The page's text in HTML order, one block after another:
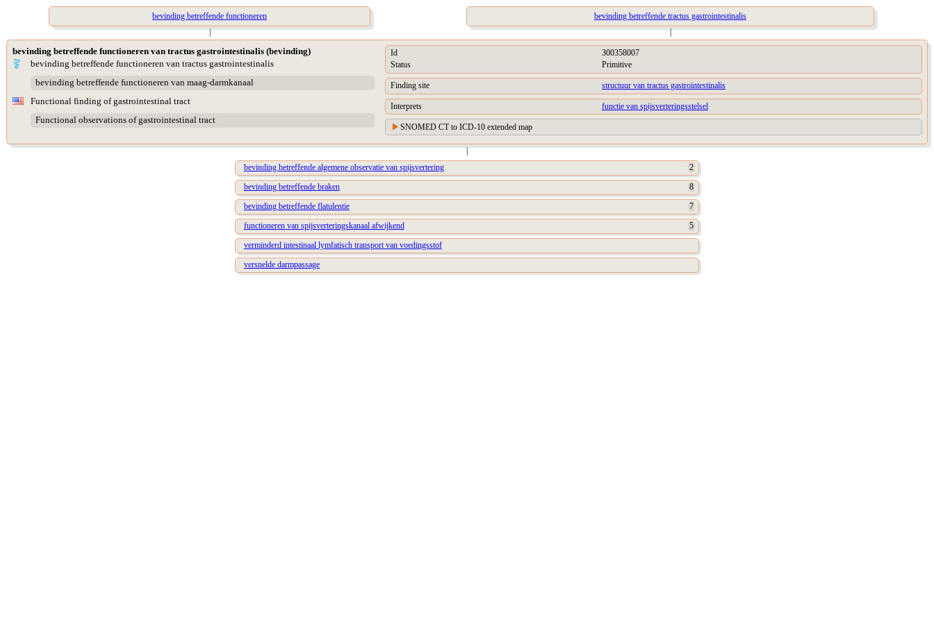
bevinding betreffende functioneren
bevinding betreffende tractus gastrointestinalis
|
|
bevinding betreffende functioneren van tractus gastrointestinalis (bevinding)
bevinding betreffende functioneren van tractus gastrointestinalis
bevinding betreffende functioneren van maag-darmkanaal
Functional finding of gastrointestinal tract
Functional observations of gastrointestinal tract
Id
300358007
Status
Primitive
Finding site structuur van tractus gastrointestinalis
Interprets functie van spijsverteringsstelsel
SNOMED CT to ICD-10 extended map
|
bevinding betreffende algemene observatie van spijsvertering
2
bevinding betreffende braken
8
bevinding betreffende flatulentie
7
functioneren van spijsverteringskanaal afwijkend
5
verminderd intestinaal lymfatisch transport van voedingsstof
versnelde darmpassage